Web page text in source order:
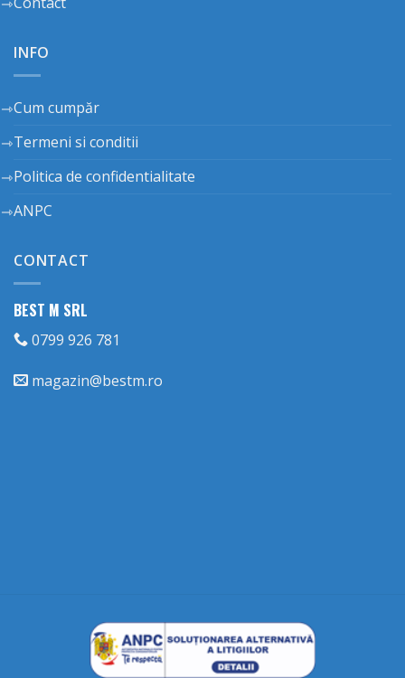
INFO
Cum cumpăr
Termeni si conditii
Politica de confidentialitate
ANPC
CONTACT
BEST M SRL
0799 926 781
magazin@bestm.ro